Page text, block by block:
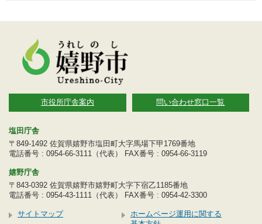
市役所庁舎案内 問い合わせ窓口一覧
塩田庁舎
〒849-1492 佐賀県嬉野市塩田町大字馬場下甲1769番地
電話番号 : 0954-66-3111（代表） FAX番号 : 0954-66-3119
嬉野庁舎
〒843-0392 佐賀県嬉野市嬉野町大字下宿乙1185番地
電話番号 : 0954-43-1111（代表） FAX番号 : 0954-42-3300
サイトマップ
ホームページ運用に関する